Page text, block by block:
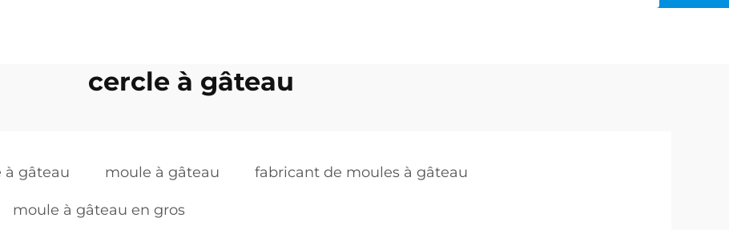
cercle à gâteau
à gâteau moule à gâteau fabricant de moules à gâteau
moule à gâteau en gros